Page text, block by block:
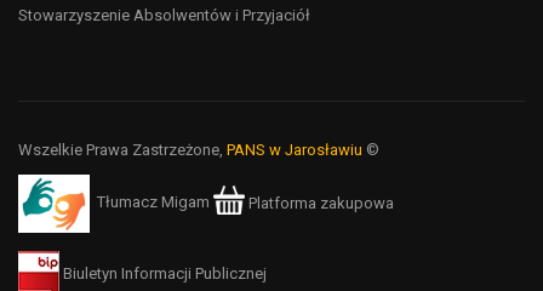
Stowarzyszenie Absolwentów i Przyjaciół
Wszelkie Prawa Zastrzeżone, PANS w Jarosławiu ©
Tłumacz Migam Platforma zakupowa
Biuletyn Informacji Publicznej